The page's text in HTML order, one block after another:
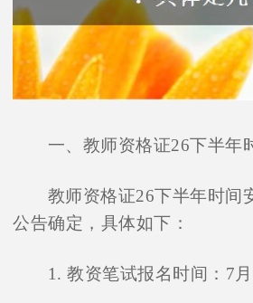
一、教师资格证26下半年
教师资格证26下半年时间
公告确定，具体如下：
1. 教资笔试报名时间：7月